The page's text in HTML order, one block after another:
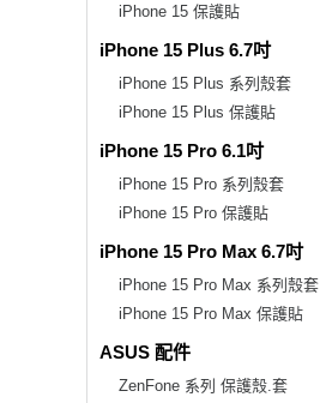
iPhone 15 保護貼
iPhone 15 Plus 6.7吋
iPhone 15 Plus 系列殼套
iPhone 15 Plus 保護貼
iPhone 15 Pro 6.1吋
iPhone 15 Pro 系列殼套
iPhone 15 Pro 保護貼
iPhone 15 Pro Max 6.7吋
iPhone 15 Pro Max 系列殼套
iPhone 15 Pro Max 保護貼
ASUS 配件
ZenFone 系列 保護殼.套